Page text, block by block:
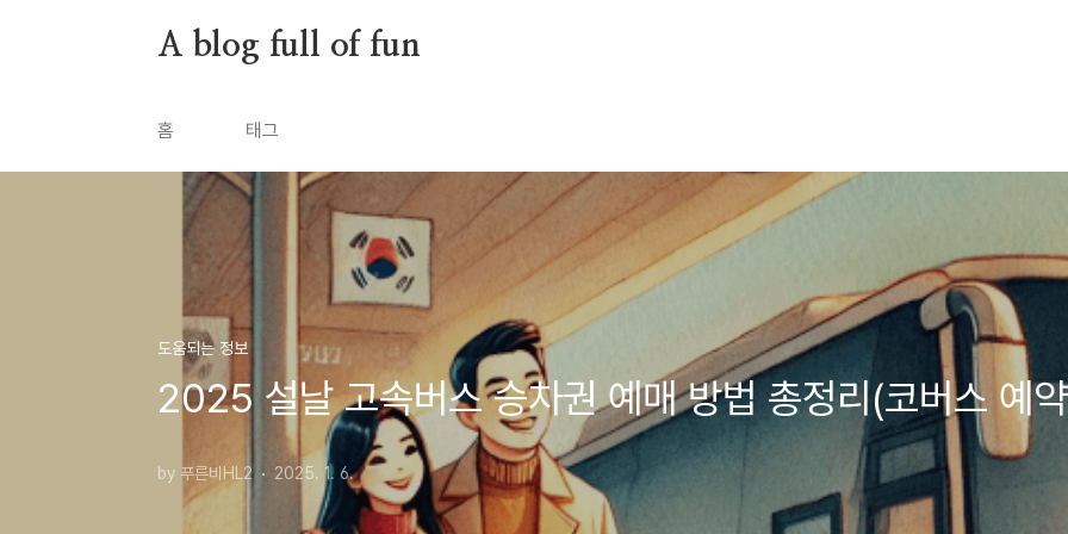
A blog full of fun
홈 태그
도움되는 정보
2025 설날 고속버스 승차권 예매 방법 총정리(코버스 예
by 푸른비HL2 2025. 1. 6.